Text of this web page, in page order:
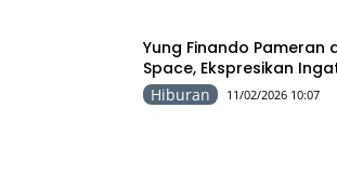
Yung Finando Pameran
Space, Ekspresikan
Hiburan 11/02/2026 10:07